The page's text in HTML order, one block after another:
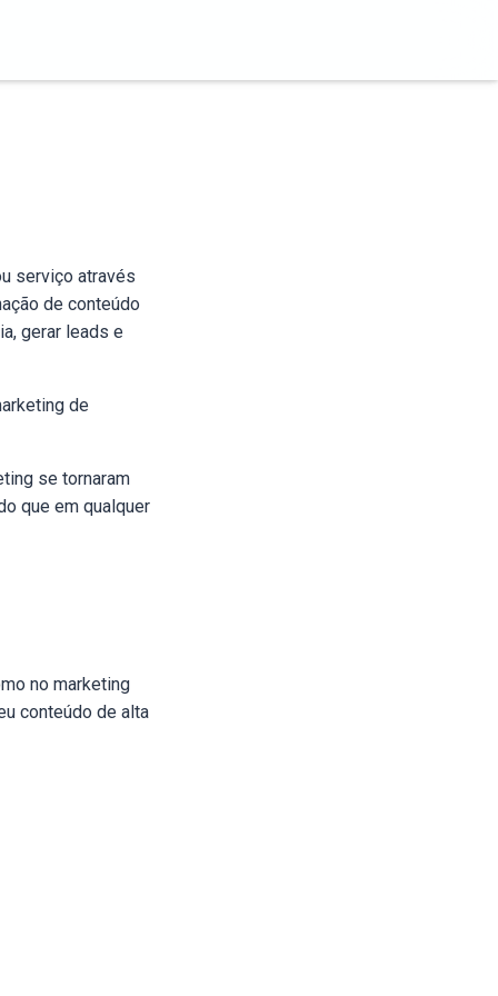
serviço através
de conteúdo
gerar leads e
de
se tornaram
que em qualquer
no marketing
conteúdo de alta